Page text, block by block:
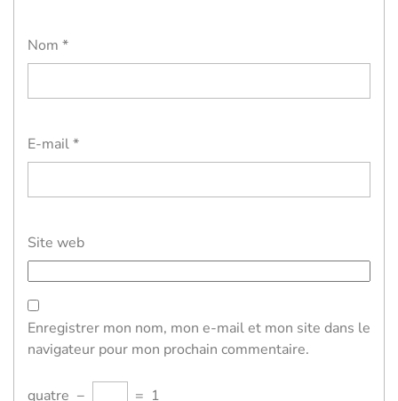
Nom *
E-mail*
Site web
Enregistrer mon nom, mon e-mail et mon site dans le
navigateur pour mon prochain commentaire.
quatre − = 1